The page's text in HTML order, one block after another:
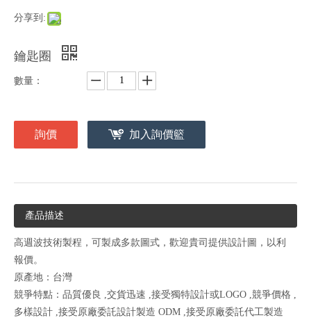
分享到:
鑰匙圈
數量：
詢價 加入詢價籃
產品描述
高週波技術製程，可製成多款圖式，歡迎貴司提供設計圖，以利
報價。
原產地：台灣
競爭特點：品質優良 ,交貨迅速 ,接受獨特設計或LOGO ,競爭價格 ,
多樣設計 ,接受原廠委託設計製造 ODM ,接受原廠委託代工製造